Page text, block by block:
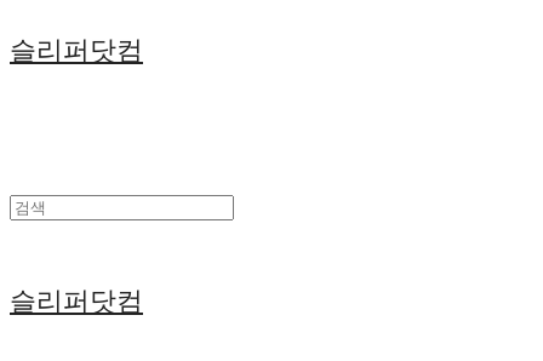
슬리퍼닷컴
슬리퍼닷컴